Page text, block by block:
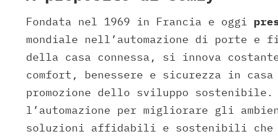
Fondata nel 1969 in Francia e oggi
mondiale nell’automazione di porte
della casa connessa, si innova
comfort, benessere e sicurezza in casa
promozione dello sviluppo
l’automazione per migliorare gli
soluzioni affidabili e sostenibili che